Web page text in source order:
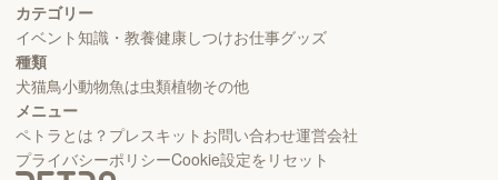
カテゴリー
イベント知識・教養健康しつけお仕事グッズ
種類
犬猫鳥小動物魚は虫類植物その他
メニュー
ペトラとは？ プレスキット お問い合わせ運営会社
プライバシーポリシーCookie設定をリセット